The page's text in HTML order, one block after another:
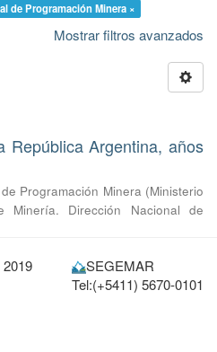
de Programación Minera ×
Mostrar filtros avanzados
República Argentina, años
Programación Minera (Ministerio
Minería. Dirección Nacional de
SEGEMAR
Tel:(+5411) 5670-0101